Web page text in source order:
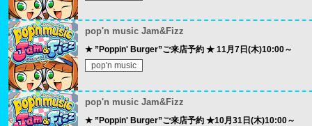
pop'n music Jam&Fizz
★ ”Poppin' Burger”ご来店予約 ★ 11月7日(木)10:00～
pop'n music
pop'n music Jam&Fizz
★ ”Poppin' Burger”ご来店予約 ★10月31日(木)10:00～